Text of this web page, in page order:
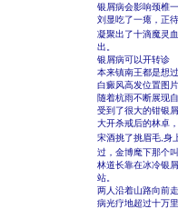
银屑病会影响颈椎
刘显吃了一瘪，正
凝聚出了十滴魔灵
出。
银屑病可以开转诊
本来镇南王都是想
白癜风高发位置图片
随着杭雨不断展现
受到了很大的钳银
大开杀戒后的林卓
宋酒挑了挑眉毛,身
过，金博麾下那个
林道长靠在冰冷银
站。
两人沿着山路向前
病光疗地超过十万